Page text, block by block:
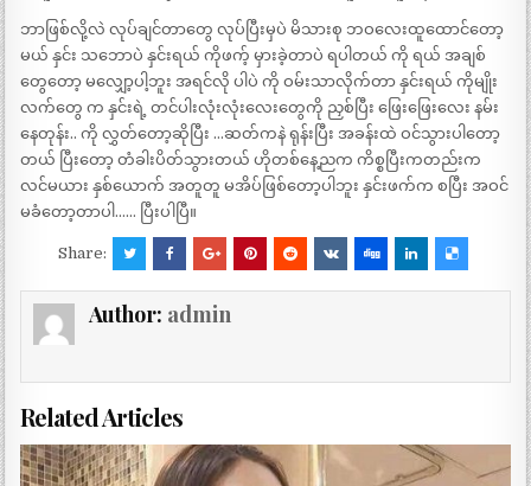
ဘာဖြစ်လို့လဲ လုပ်ချင်တာတွေ လုပ်ပြီးမှပဲ မိသားစု ဘဝလေးထူထောင်တော့
မယ် နှင်း သဘောပဲ နှင်းရယ် ကိုဖက့် မှားခဲ့တာပဲ ရပါတယ် ကို ရယ် အချစ်
တွေတော့ မလျှော့ပါ့ဘူး အရင်လို ပါပဲ ကို ဝမ်းသာလိုက်တာ နှင်းရယ် ကိုမျိုး
လက်တွေ က နှင်းရဲ့ တင်ပါးလုံးလုံးလေးတွေကို ညှစ်ပြီး ဖြေးဖြေးလေး နမ်း
နေတုန်း.. ကို လွှတ်တော့ဆိုပြီး …ဆတ်ကနဲ ရုန်းပြီး အခန်းထဲ ဝင်သွားပါတော့
တယ် ပြီးတော့ တံခါးပိတ်သွားတယ် ဟိုတစ်နေ့ညက ကိစ္စပြီးကတည်းက
လင်မယား နှစ်ယောက် အတူတူ မအိပ်ဖြစ်တော့ပါဘူး နှင်းဖက်က စပြီး အဝင်
မခံတော့တာပါ…… ပြီးပါပြီ။
Share:
Author: admin
Related Articles